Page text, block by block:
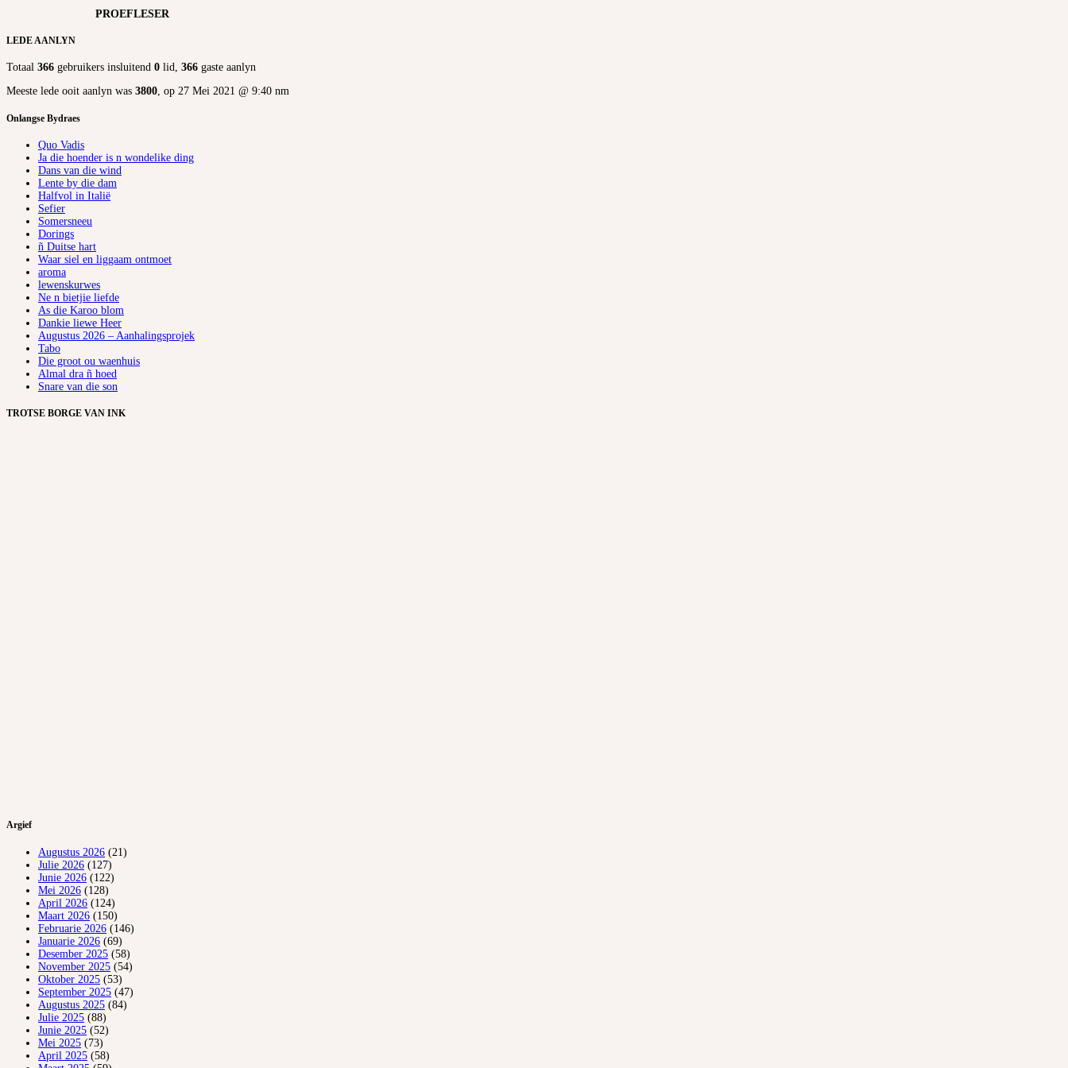
PROEFLESER
LEDE AANLYN
Totaal 366 gebruikers insluitend 0 lid, 366 gaste aanlyn
Meeste lede ooit aanlyn was 3800, op 27 Mei 2021 @ 9:40 nm
Onlangse Bydraes
Quo Vadis
Ja die hoender is n wondelike ding
Dans van die wind
Lente by die dam
Halfvol in Italië
Sefier
Somersneeu
Dorings
ñ Duitse hart
Waar siel en liggaam ontmoet
aroma
lewenskurwes
Ne n bietjie liefde
As die Karoo blom
Dankie liewe Heer
Augustus 2026 – Aanhalingsprojek
Tabo
Die groot ou waenhuis
Almal dra ñ hoed
Snare van die son
TROTSE BORGE VAN INK
Argief
Augustus 2026 (21)
Julie 2026 (127)
Junie 2026 (122)
Mei 2026 (128)
April 2026 (124)
Maart 2026 (150)
Februarie 2026 (146)
Januarie 2026 (69)
Desember 2025 (58)
November 2025 (54)
Oktober 2025 (53)
September 2025 (47)
Augustus 2025 (84)
Julie 2025 (88)
Junie 2025 (52)
Mei 2025 (73)
April 2025 (58)